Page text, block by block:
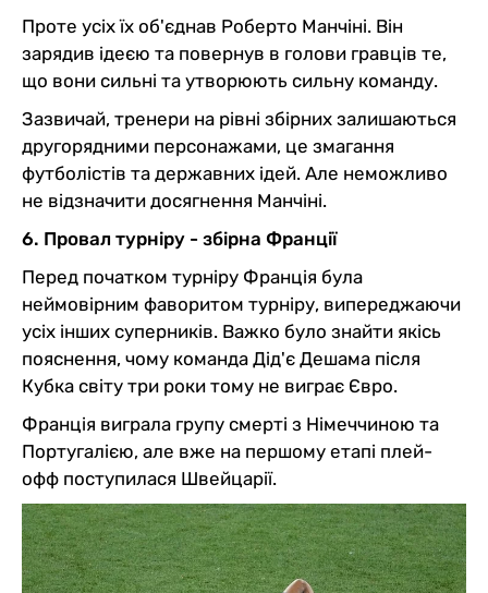
Проте усіх їх об'єднав Роберто Манчіні. Він
зарядив ідеєю та повернув в голови гравців те,
що вони сильні та утворюють сильну команду.
Зазвичай, тренери на рівні збірних залишаються
другорядними персонажами, це змагання
футболістів та державних ідей. Але неможливо
не відзначити досягнення Манчіні.
6. Провал турніру - збірна Франції
Перед початком турніру Франція була
неймовірним фаворитом турніру, випереджаючи
усіх інших суперників. Важко було знайти якісь
пояснення, чому команда Дід'є Дешама після
Кубка світу три роки тому не виграє Євро.
Франція виграла групу смерті з Німеччиною та
Португалією, але вже на першому етапі плей-
офф поступилася Швейцарії.